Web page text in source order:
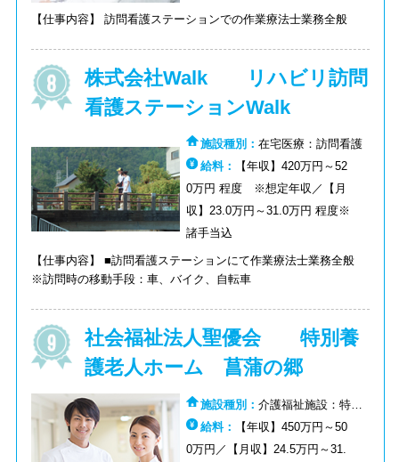
【仕事内容】 訪問看護ステーションでの作業療法士業務全般
株式会社Walk リハビリ訪問
看護ステーションWalk
施設種別：在宅医療：訪問看護
給料：
【年収】420万円～52
0万円 程度 ※想定年収／【月
収】23.0万円～31.0万円 程度※
諸手当込
【仕事内容】 ■訪問看護ステーションにて作業療法士業務全般
※訪問時の移動手段：車、バイク、自転車
社会福祉法人聖優会 特別養
護老人ホーム 菖蒲の郷
施設種別：介護福祉施設：特
養:介護福祉施設：デイサービス
（通所介護）
給料：
【年収】450万円～50
0万円／【月収】24.5万円～31.